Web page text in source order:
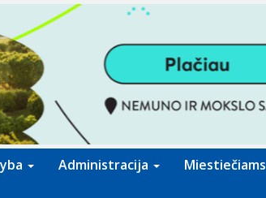
Administracija Miestiečiams